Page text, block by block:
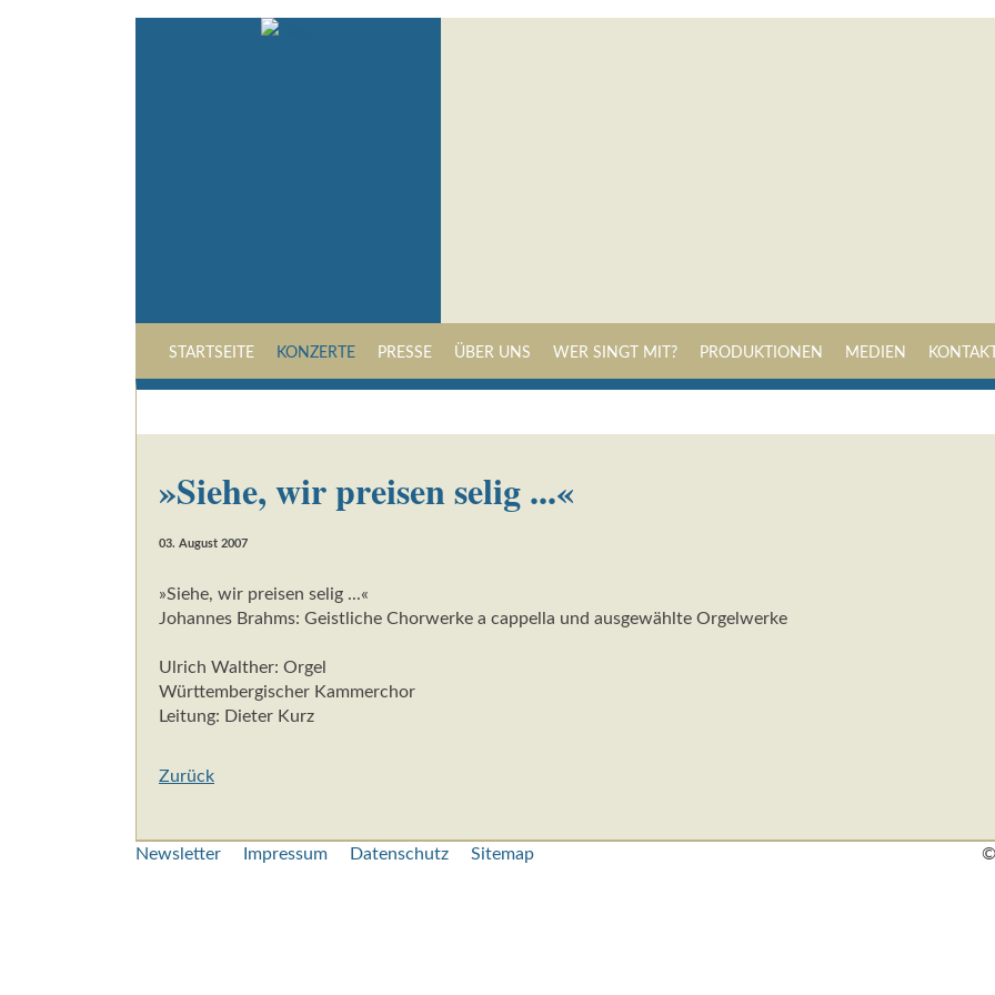
STARTSEITE KONZERTE PRESSE ÜBER UNS WER SINGT MIT? PRODUKTIONEN MEDIEN
»Siehe, wir preisen selig ...«
03. August 2007
»Siehe, wir preisen selig ...«
Johannes Brahms: Geistliche Chorwerke a cappella und ausgewählte Orgelwerke
Ulrich Walther: Orgel
Württembergischer Kammerchor
Leitung: Dieter Kurz
Zurück
Navigation
Newsletter Impressum Datenschutz Sitemap ©